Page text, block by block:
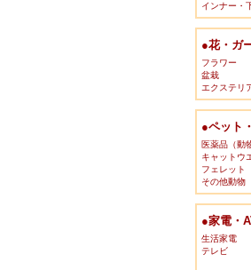
インナー・
●花・ガ
フラワー
盆栽
エクステリ
●ペット
医薬品（動
キャットウ
フェレット
その他動物
●家電・
生活家電
テレビ